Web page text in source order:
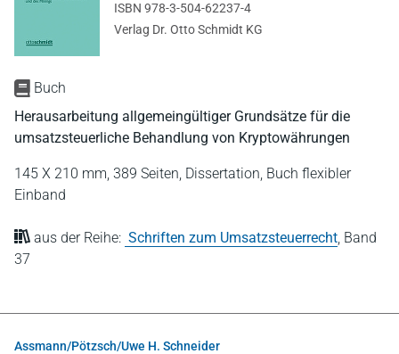
Buch
Herausarbeitung allgemeingültiger Grundsätze für die
umsatzsteuerliche Behandlung von Kryptowährungen
145 X 210 mm, 389 Seiten, Dissertation, Buch flexibler
Einband
aus der Reihe: Schriften zum Umsatzsteuerrecht, Band
37
ISBN 978-3-504-62237-4
Verlag Dr. Otto Schmidt KG
Assmann/Pötzsch/Uwe H. Schneider